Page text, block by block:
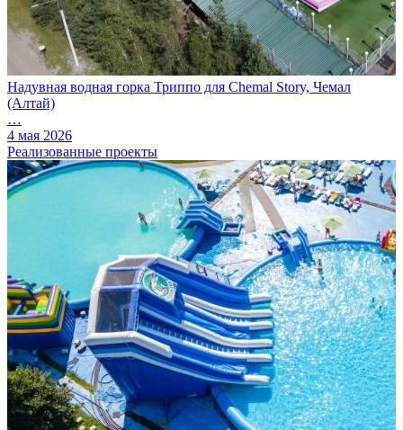
Надувная водная горка Триппо для Chemal Story, Чемал
(Алтай)
…
4 мая 2026
Реализованные проекты